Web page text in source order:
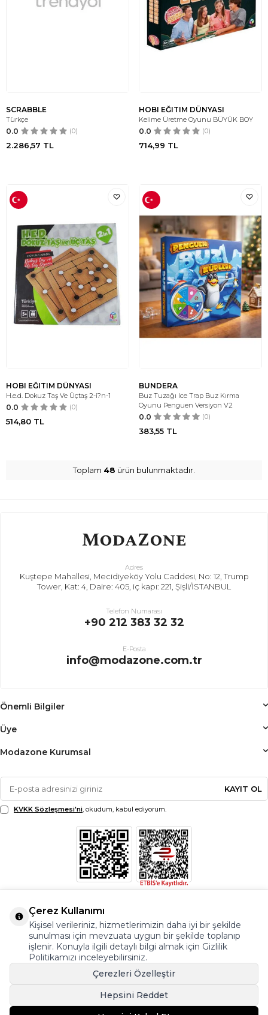
SCRABBLE
Türkçe
0.0 (0)
2.286,57 TL
HOBI EĞITIM DÜNYASI
Kelime Üretme Oyunu BÜYÜK BOY
0.0 (0)
714,99 TL
HOBI EĞITIM DÜNYASI
H.e.d. Dokuz Taş Ve Üçtaş 2-i?n-1
0.0 (0)
514,80 TL
BUNDERA
Buz Tuzağı Ice Trap Buz Kırma
Oyunu Penguen Versiyon V2
0.0 (0)
383,55 TL
Toplam 48 ürün bulunmaktadır.
Adres
Kuştepe Mahallesi, Mecidiyeköy Yolu Caddesi, No: 12, Trump
Tower, Kat: 4, Daire: 405, iç kapı: 221, Şişli/İSTANBUL
Telefon Numarası
+90 212 383 32 32
E-Posta
info@modazone.com.tr
Önemli Bilgiler
Üye
Modazone Kurumsal
KAYIT OL
KVKK Sözleşmesi'ni, okudum, kabul ediyorum.
Çerez Kullanımı
Kişisel verileriniz, hizmetlerimizin daha iyi bir şekilde
sunulması için mevzuata uygun bir şekilde toplanıp
işlenir. Konuyla ilgili detaylı bilgi almak için Gizlilik
Politikamızı inceleyebilirsiniz.
Çerezleri Özelleştir
Hepsini Reddet